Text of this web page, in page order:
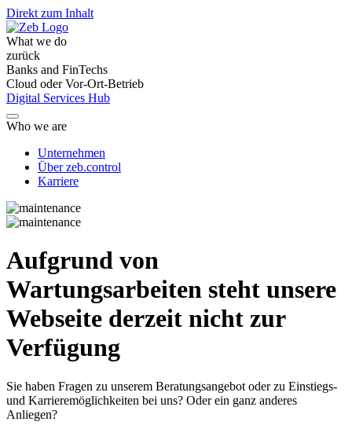
Direkt zum Inhalt
What we do
zurück
Banks and FinTechs
Cloud oder Vor-Ort-Betrieb
Digital Services Hub
Who we are
Unternehmen
Über zeb.control
Karriere
Aufgrund von
Wartungsarbeiten steht unsere
Webseite derzeit nicht zur
Verfügung
Sie haben Fragen zu unserem Beratungsangebot oder zu Einstiegs-
und Karrieremöglichkeiten bei uns? Oder ein ganz anderes
Anliegen?